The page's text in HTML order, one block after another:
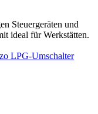
Steuergeräten und
ideal für Werkstätten.
LPG-Umschalter